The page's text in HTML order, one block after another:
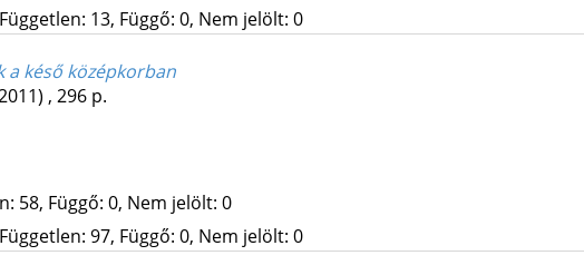
13, Függő: 0, Nem jelölt: 0
a késő középkorban
, 296 p.
58, Függő: 0, Nem jelölt: 0
97, Függő: 0, Nem jelölt: 0